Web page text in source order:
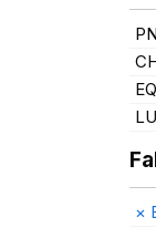
×